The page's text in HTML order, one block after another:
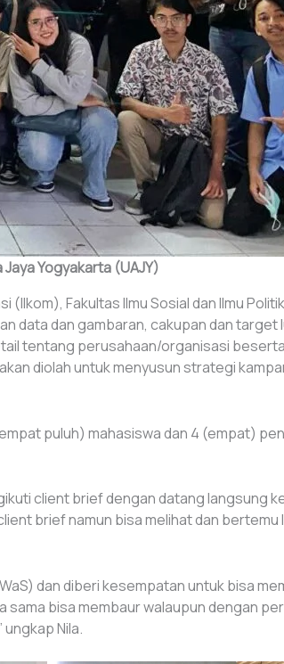
Yogyakarta (UAJY)
Fakultas Ilmu Sosial dan Ilmu
data dan gambaran, cakupan dan target
tentang perusahaan/organisasi
diolah untuk menyusun strategi
puluh) mahasiswa dan 4 (empat)
client brief dengan datang langsung
brief namun bisa melihat dan bertemu
dan diberi kesempatan untuk bisa
sama bisa membaur walaupun dengan
Nila.